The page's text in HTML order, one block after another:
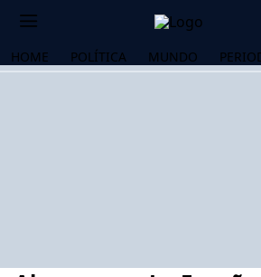
HOME POLÍTICA MUNDO